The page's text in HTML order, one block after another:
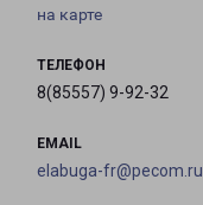
на карте
ТЕЛЕФОН
8(85557) 9-92-32
EMAIL
elabuga-fr@pecom.ru